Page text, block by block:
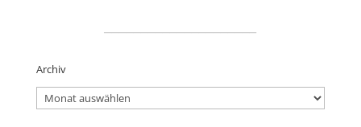
Archiv
Archiv